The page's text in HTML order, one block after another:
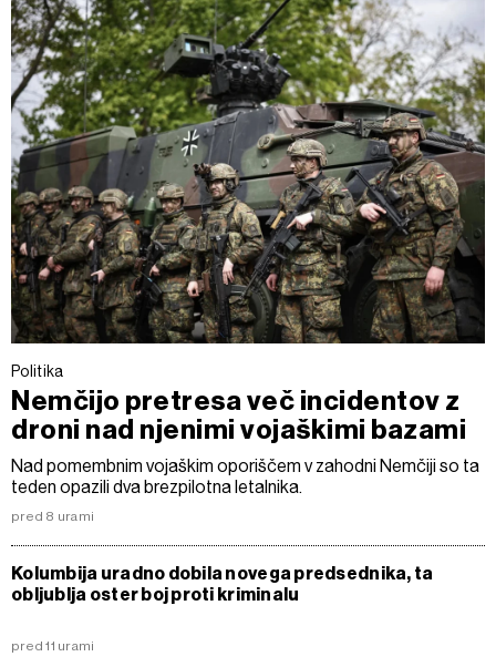
Politika
Nemčijo pretresa več incidentov z
droni nad njenimi vojaškimi bazami
Nad pomembnim vojaškim oporiščem v zahodni Nemčiji so ta
teden opazili dva brezpilotna letalnika.
pred 8 urami
Kolumbija uradno dobila novega predsednika, ta
obljublja oster boj proti kriminalu
pred 11 urami